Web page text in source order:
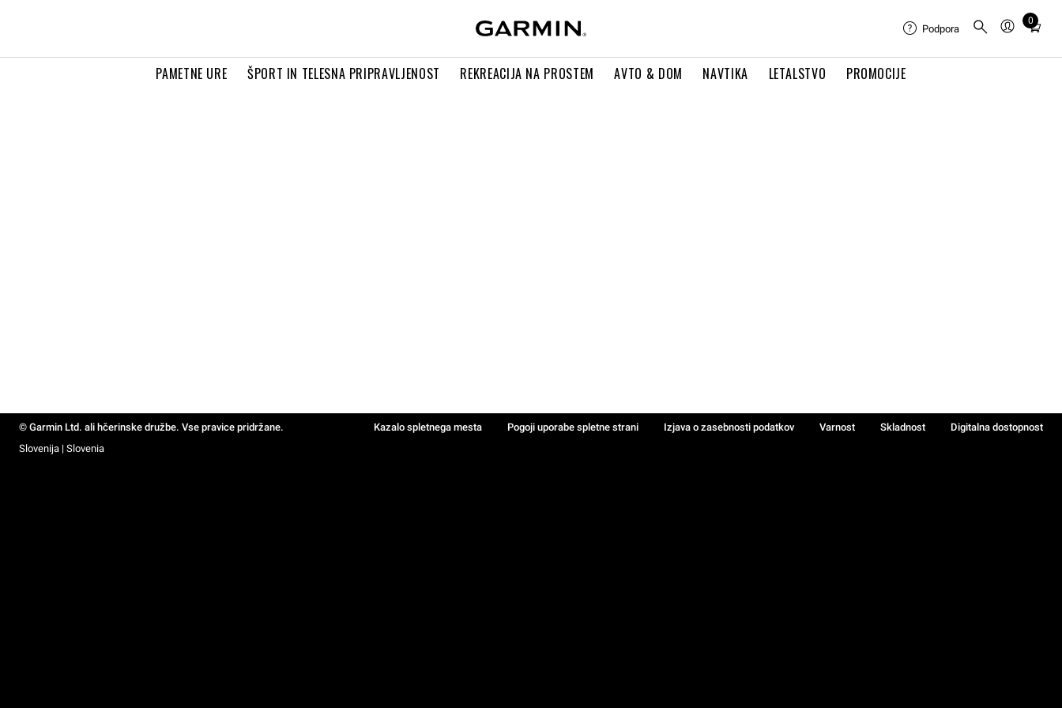
PAMETNE URE ŠPORT IN TELESNA PRIPRAVLJENOST REKREACIJA NA PROSTEM AVTO & DOM NAVTIKA LETALSTVO PROMOCIJE
Podpora
0
Total
in
© Garmin Ltd. ali hčerinske družbe. Vse pravice pridržane. Kazalo spletnega mesta Pogoji uporabe spletne strani Izjava o zasebnosti podatkov Varnost Skladnost
Digitalna dostopnost
Slovenija | Slovenia